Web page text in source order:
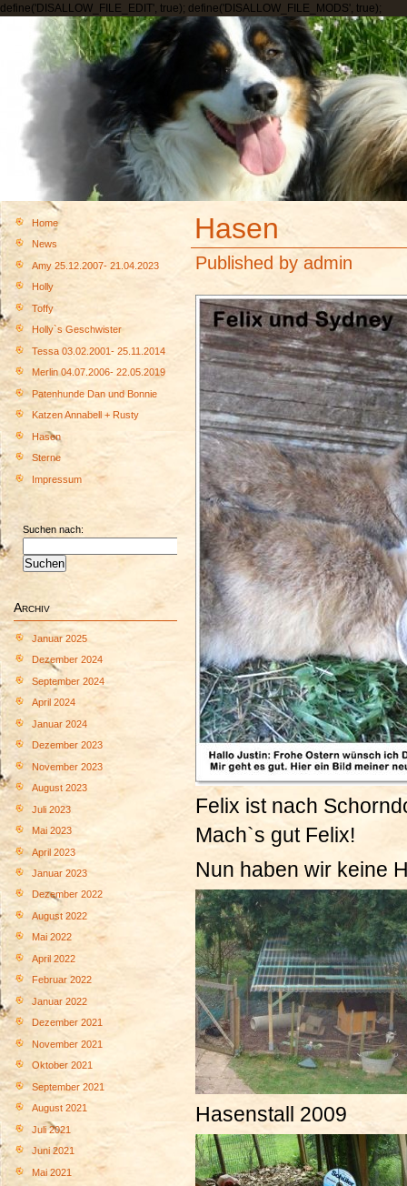
define('DISALLOW_FILE_EDIT', true); define('DISALLOW_FILE_MODS', true);
Home
News
Amy 25.12.2007- 21.04.2023
Holly
Toffy
Holly`s Geschwister
Tessa 03.02.2001- 25.11.2014
Merlin 04.07.2006- 22.05.2019
Patenhunde Dan und Bonnie
Katzen Annabell + Rusty
Hasen
Sterne
Impressum
Suchen nach:
Archiv
Januar 2025
Dezember 2024
September 2024
April 2024
Januar 2024
Dezember 2023
November 2023
August 2023
Juli 2023
Mai 2023
April 2023
Januar 2023
Dezember 2022
August 2022
Mai 2022
April 2022
Februar 2022
Januar 2022
Dezember 2021
November 2021
Oktober 2021
September 2021
August 2021
Juli 2021
Juni 2021
Mai 2021
Hasen
Published by admin
Felix ist nach
Mach`s gut Felix!
Nun haben wir keine
Hasenstall 2009